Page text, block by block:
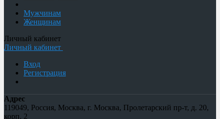
Мужчинам
Женщинам
Личный кабинет
Личный кабинет
Вход
Регистрация
Адрес
119049, Россия, Москва, г. Москва, Пролетарский пр-т, д. 20,
корп. 2